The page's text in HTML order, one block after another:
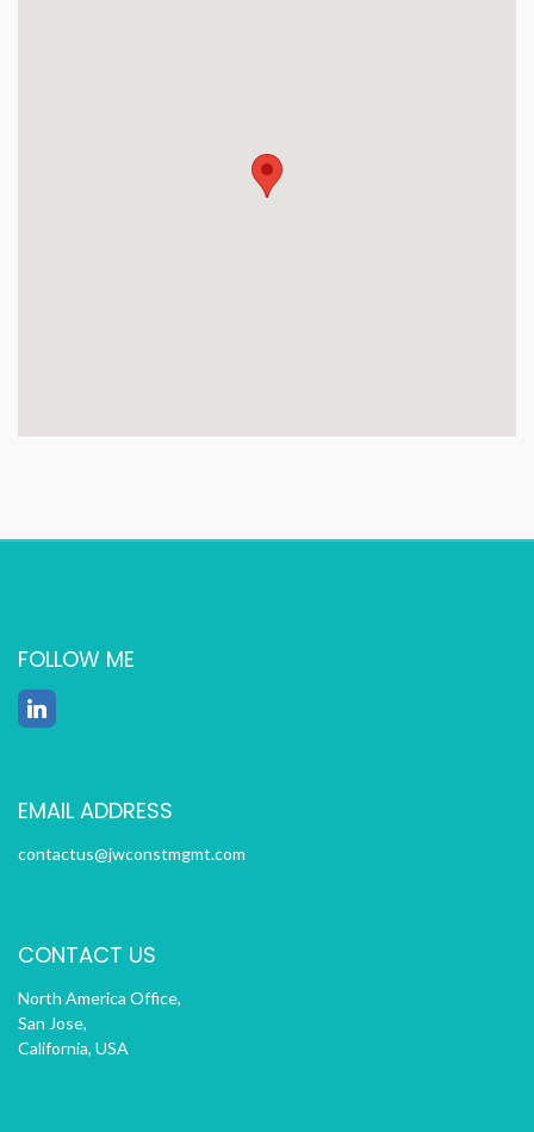
FOLLOW ME
EMAIL ADDRESS
contactus@jwconstmgmt.com
CONTACT US
North America Office,
San Jose,
California, USA